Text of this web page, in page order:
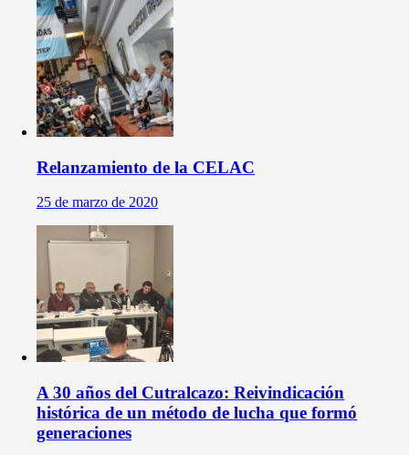
Relanzamiento de la CELAC
25 de marzo de 2020
A 30 años del Cutralcazo: Reivindicación
histórica de un método de lucha que formó
generaciones